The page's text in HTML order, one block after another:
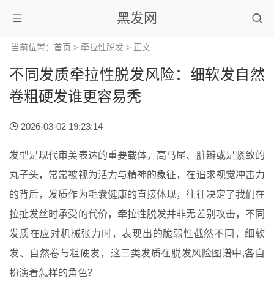
黑发网
当前位置： 首页 > 牵拉性脱发 > 正文
不同发质牵拉性脱发风险：细软发自然
卷粗硬发谁更容易秃
2026-03-02 19:23:14
发型是现代审美表达的重要载体，高马尾、脏辫或是紧致的
丸子头，常常被视为活力与精神的象征，在追求视觉冲击力
的背后，发质作为毛囊健康的直接体现，往往决定了我们在
拉扯发丝时承受的代价，牵拉性脱发并非无差别攻击，不同
发质在应对机械张力时，表现出的脆弱性截然不同，细软
发、自然卷与粗硬发，这三类发质在脱发风险图谱中,各自
扮演着怎样的角色？